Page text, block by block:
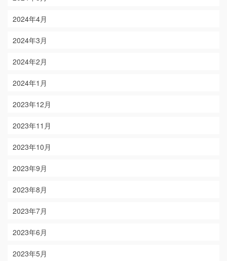
2024年4月
2024年3月
2024年2月
2024年1月
2023年12月
2023年11月
2023年10月
2023年9月
2023年8月
2023年7月
2023年6月
2023年5月